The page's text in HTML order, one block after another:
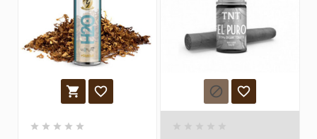
 
    
 